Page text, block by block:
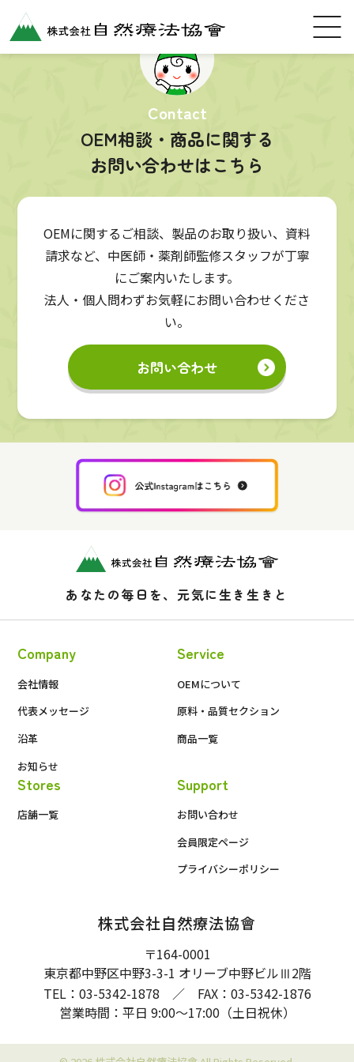
Contact
OEM相談・商品に関する
お問い合わせはこちら
OEMに関するご相談、製品のお取り扱い、資料
請求など、中医師・薬剤師監修スタッフが丁寧
にご案内いたします。
法人・個人問わずお気軽にお問い合わせくださ
い。
お問い合わせ
あなたの毎日を、元気に生き生きと
Company
会社情報
代表メッセージ
沿革
お知らせ
Service
OEMについて
原料・品質セクション
商品一覧
Stores
店舗一覧
Support
お問い合わせ
会員限定ページ
プライバシーポリシー
株式会社自然療法協會
〒164-0001
東京都中野区中野3-3-1 オリーブ中野ビル Ⅲ 2階
TEL：03-5342-1878 ／ FAX：03-5342-1876
営業時間：平日 9:00〜17:00（土日祝休）